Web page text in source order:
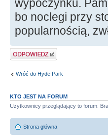
wypoczynku.
bo noclegi przy
popularnością,
Wyślij odpowiedź
Wróć do Hyde Park
KTO JEST NA FORUM
Użytkownicy przeglądający to forum:
Strona główna